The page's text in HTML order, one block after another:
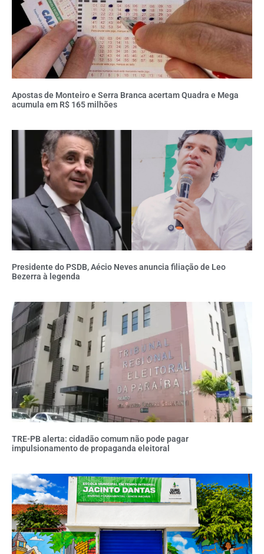
Apostas de Monteiro e Serra Branca acertam Quadra e Mega
acumula em R$ 165 milhões
Presidente do PSDB, Aécio Neves anuncia filiação de Leo
Bezerra à legenda
TRE-PB alerta: cidadão comum não pode pagar
impulsionamento de propaganda eleitoral